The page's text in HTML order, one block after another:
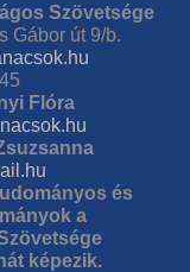
Szövetsége
Gábor út 9/b.
Flóra
és
a
képezik.